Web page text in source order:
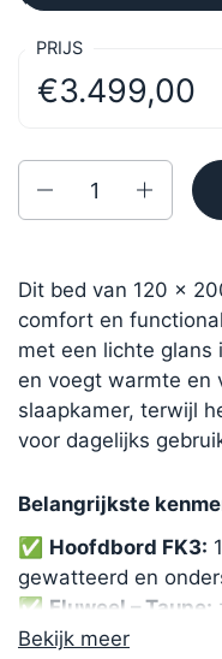
PRIJS
€3.499,00
Bekijk meer
Dit bed van 120 x
comfort en
met een lichte glans
en voegt warmte en
slaapkamer, terwijl
voor dagelijks
Belangrijkste
✅ Hoofdbord FK3:
gewatteerd en
✅ Fluweel – Taupe:
✅Gesplitste